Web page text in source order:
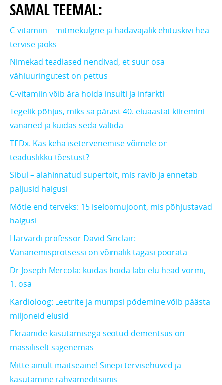
SAMAL TEEMAL:
C-vitamiin – mitmekülgne ja hädavajalik ehituskivi hea
tervise jaoks
Nimekad teadlased nendivad, et suur osa
vähiuuringutest on pettus
C-vitamiin võib ära hoida insulti ja infarkti
Tegelik põhjus, miks sa pärast 40. eluaastat kiiremini
vananed ja kuidas seda vältida
TEDx. Kas keha isetervenemise võimele on
teaduslikku tõestust?
Sibul – alahinnatud supertoit, mis ravib ja ennetab
paljusid haigusi
Mõtle end terveks: 15 iseloomujoont, mis põhjustavad
haigusi
Harvardi professor David Sinclair:
Vananemisprotsessi on võimalik tagasi pöörata
Dr Joseph Mercola: kuidas hoida läbi elu head vormi,
1. osa
Kardioloog: Leetrite ja mumpsi põdemine võib päästa
miljoneid elusid
Ekraanide kasutamisega seotud dementsus on
massiliselt sagenemas
Mitte ainult maitseaine! Sinepi tervisehüved ja
kasutamine rahvameditsiinis